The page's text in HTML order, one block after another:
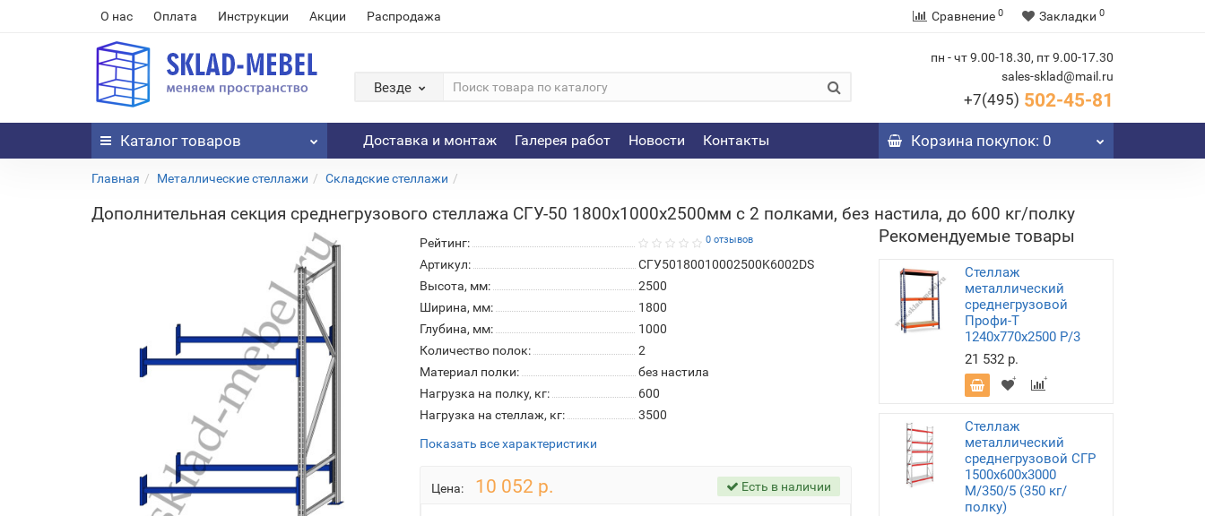
О нас Оплата Инструкции Акции Распродажа Сравнение 0 Закладки 0
Везде
пн - чт 9.00-18.30, пт 9.00-17.30
sales-sklad@mail.ru
+7(495) 502-45-81
Каталог товаров Доставка и монтаж Галерея работ Новости Контакты Корзинапокупок: 0
Главная Металлические стеллажи Складские стеллажи
Дополнительная секция среднегрузового стеллажа СГУ-50 1800х1000х2500мм с 2 полками, без настила, до 600 кг/полку
Рейтинг: 0 отзывов
Артикул:
СГУ50180010002500K6002DS
Высота, мм:
2500
Ширина, мм:
1800
Глубина, мм:
1000
Количество полок:
2
Материал полки:
без настила
Нагрузка на полку, кг:
600
Нагрузка на стеллаж, кг:
3500
Показать все характеристики
Цена: 10 052 р. Есть в наличии
Рекомендуемые товары
Стеллаж
металлический
среднегрузовой
Профи-Т
1240х770х2500 P/3
21 532 р.
Стеллаж
металлический
среднегрузовой СГР
1500х600х3000
M/350/5 (350 кг/
полку)